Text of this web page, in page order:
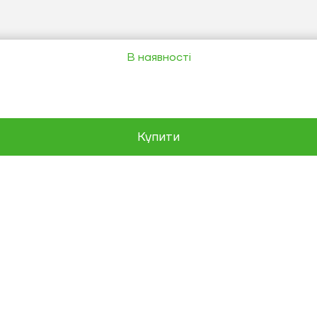
В наявності
Купити